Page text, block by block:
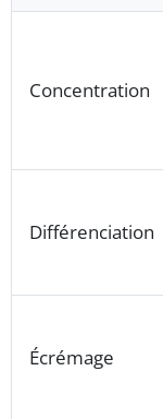
Concentration
Différenciation
Écrémage